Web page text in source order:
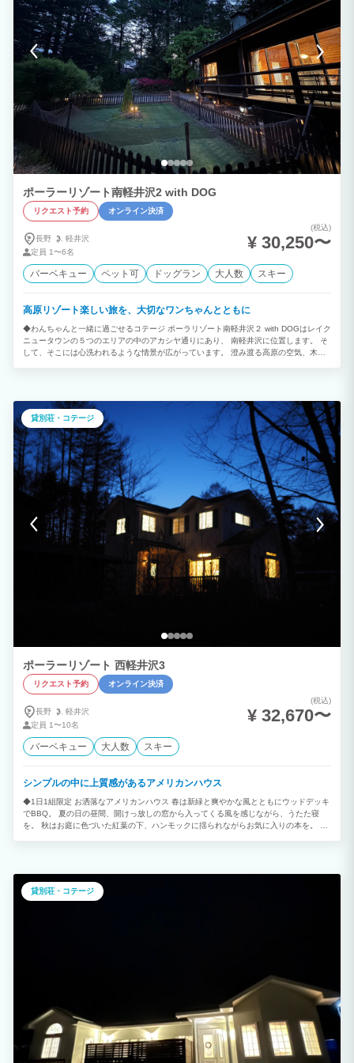
す。 お食事のご用意はありませんのでぜひ町内の飲食店をご利用ください。 その他に
も企業研修や団体の皆様などの貸切利用も可能でございますので、お気軽にお問い合わ
せください。 皆様のご利用をスタッフ一同心待ちにしております。 ------ iiネイチャー
春日平では、いろいろなニーズに対応した宿泊を受け入れております。 企業研修・学
校教育旅行・団体・学生・ボランティアなどなど、ご希望をお聞かせください！ ご希
望に添ったプラン、体験プログラムをご提案いたします。 景観、自然豊かな長野県飯
島町にある、広い芝庭つきトレーラーハウスで各種取り組みをしてみてはいかがでしょ
ポーラーリゾート南軽井沢2 with DOG
リクエスト予約 オンライン決済
長野
軽井沢
定員 1〜6名
(税込)
¥ 30,250〜
バーベキュー ペット可 ドッグラン 大人数 スキー
高原リゾート楽しい旅を、大切なワンちゃんとともに
◆わんちゃんと一緒に過ごせるコテージ ポーラリゾート南軽井沢２ with DOGはレイク
ニュータウンの５つのエリアの中のアカシヤ通りにあり、 南軽井沢に位置します。 そ
して、そこには心洗われるような情景が広がっています。 澄み渡る高原の空気、木々
ができる人工芝のグラウンドにテニスコート、そして全国でも珍しい屋内外のアイスリ
ンクを備えています。 もちろん周辺にはゴルフ場もございます。 塩沢湖方面には美術
館やローズガーデンのある「タリアセン」や「星野リゾート」もあります。 わんちゃ
んと一緒に思いっきり自然の中で体を動かしてリフレッシュも！
貸別荘・コテージ
ポーラーリゾート 西軽井沢3
リクエスト予約 オンライン決済
長野
軽井沢
定員 1〜10名
(税込)
¥ 32,670〜
バーベキュー 大人数 スキー
シンプルの中に上質感があるアメリカンハウス
◆1日1組限定 お洒落なアメリカンハウス 春は新緑と爽やかな風とともにウッドデッキ
でBBQ。 夏の日の昼間、開けっ放しの窓から入ってくる風を感じながら、うたた寝
を。 秋はお庭に色づいた紅葉の下、ハンモックに揺られながらお気に入りの本を。 冬
テラスから約10分、 軽井沢高原教会から約10分、近隣温泉からは車で 15分と20分圏
内で軽井沢を堪能することが出来ます。 アクティブリゾートの方も、癒しのリゾート
の方も愉しめる贅沢な場所となっております。
貸別荘・コテージ